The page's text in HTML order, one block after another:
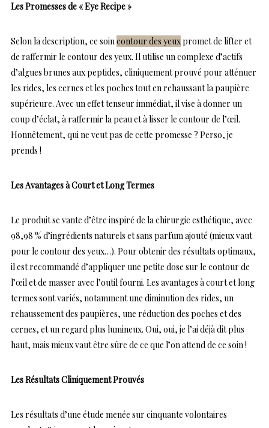
Les Promesses de « Eye Recipe »
Selon la description, ce soincontour des yeuxpromet de lifter et
de raffermir le contour des yeux. Il utilise un complexe d’actifs
d’algues brunes aux peptides, cliniquement prouvé pour atténuer
les rides, les cernes et les poches tout en rehaussant la paupière
supérieure. Avec un effet tenseur immédiat, il vise à donner un
coup d’éclat, à raffermir la peau et à lisser le contour de l’œil.
Honnêtement, qui ne veut pas de cette promesse ? Perso, je
prends !
Les Avantages à Court et Long Termes
Le produit se vante d’être inspiré de la chirurgie esthétique, avec
98,98 % d’ingrédients naturels et sans parfum ajouté (mieux vaut
pour le contour des yeux…). Pour obtenir des résultats optimaux,
il est recommandé d’appliquer une petite dose sur le contour de
l’œil et de masser avec l’outil fourni. Les avantages à court et long
termes sont variés, notamment une diminution des rides, un
rehaussement des paupières, une réduction des poches et des
cernes, et un regard plus lumineux. Oui, oui, je l’ai déjà dit plus
haut, mais mieux vaut être sûre de ce que l’on attend de ce soin !
Les Résultats Cliniquement Prouvés
Les résultats d’une étude menée sur cinquante volontaires